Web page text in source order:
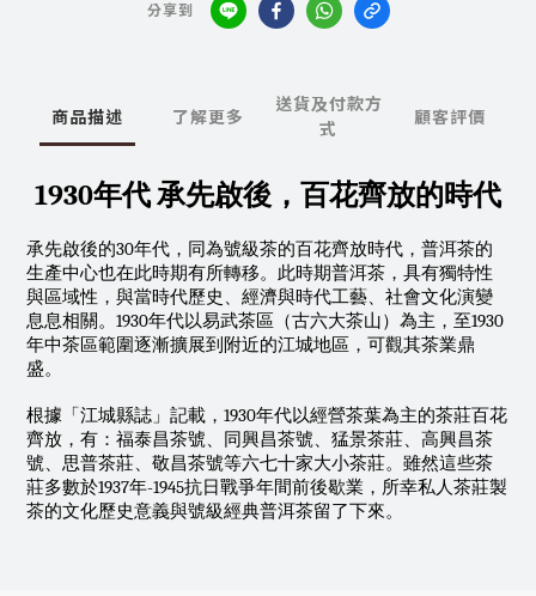
分享到
商品描述 了解更多
送貨及付款方
式
顧客評價
1930年代 承先啟後，百花齊放的時代
承先啟後的30年代，同為號級茶的百花齊放時代，普洱茶的
生產中心也在此時期有所轉移。此時期普洱茶，具有獨特性
與區域性，與當時代歷史、經濟與時代工藝、社會文化演變
息息相關。1930年代以易武茶區（古六大茶山）為主，至1930
年中茶區範圍逐漸擴展到附近的江城地區，可觀其茶業鼎
盛。
根據「江城縣誌」記載，1930年代以經營茶葉為主的茶莊百花
齊放，有：福泰昌茶號、同興昌茶號、猛景茶莊、高興昌茶
號、思普茶莊、敬昌茶號等六七十家大小茶莊。雖然這些茶
莊多數於1937年-1945抗日戰爭年間前後歇業，所幸私人茶莊製
茶的文化歷史意義與號級經典普洱茶留了下來。